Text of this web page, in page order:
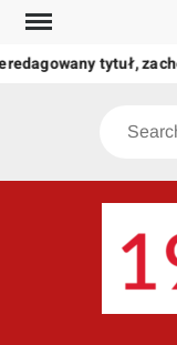
Skip
content
tytuł,
Search